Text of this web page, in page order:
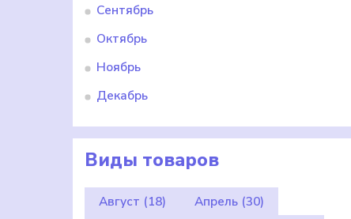
Сентябрь
Октябрь
Ноябрь
Декабрь
Виды товаров
Август (18) Апрель (30)